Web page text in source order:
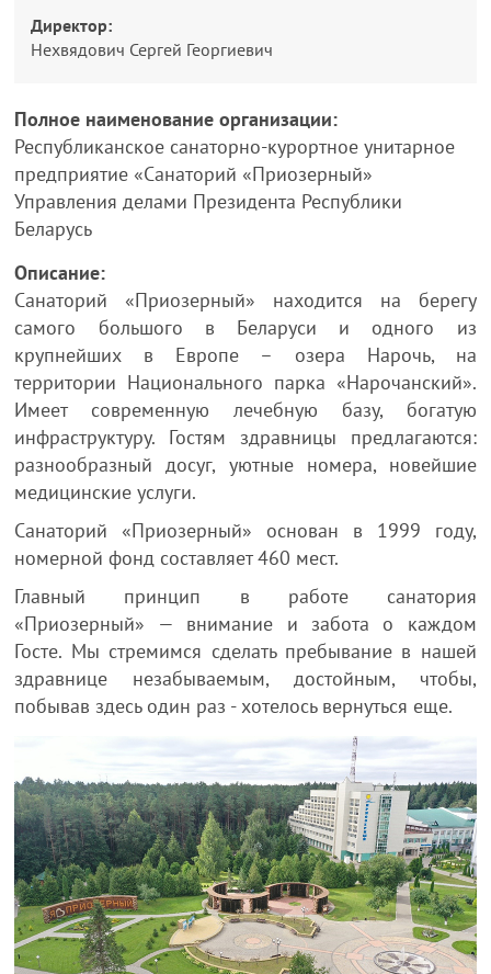
Директор:
Нехвядович Сергей Георгиевич
Полное наименование организации:
Республиканское санаторно-курортное унитарное
предприятие «Санаторий «Приозерный»
Управления делами Президента Республики
Беларусь
Описание:
Санаторий «Приозерный» находится на берегу
самого большого в Беларуси и одного из
крупнейших в Европе – озера Нарочь, на
территории Национального парка «Нарочанский».
Имеет современную лечебную базу, богатую
инфраструктуру. Гостям здравницы предлагаются:
разнообразный досуг, уютные номера, новейшие
медицинские услуги.
Санаторий «Приозерный» основан в 1999 году,
номерной фонд составляет 460 мест.
Главный принцип в работе санатория
«Приозерный» — внимание и забота о каждом
Госте. Мы стремимся сделать пребывание в нашей
здравнице незабываемым, достойным, чтобы,
побывав здесь один раз - хотелось вернуться еще.